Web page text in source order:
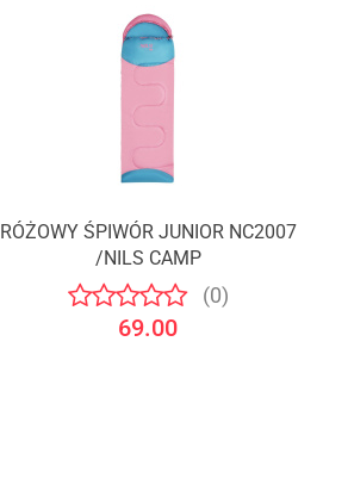
RÓŻOWY ŚPIWÓR JUNIOR NC2007
/NILS CAMP
(0)
69.00